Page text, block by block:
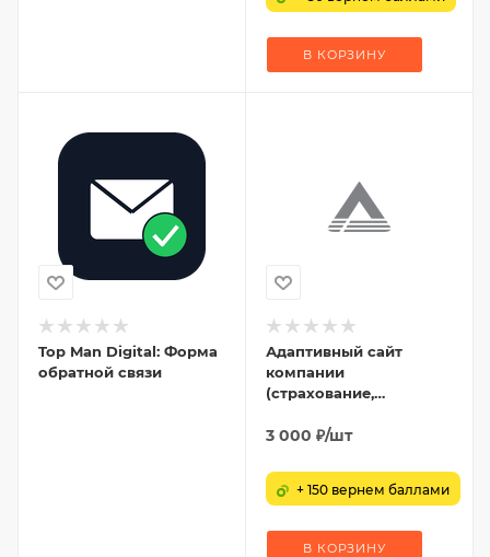
В КОРЗИНУ
Top Man Digital: Форма
обратной связи
Адаптивный сайт
компании
(страхование,
юридические услуги,
3 000 ₽/шт
+ 150 вернем баллами
В КОРЗИНУ